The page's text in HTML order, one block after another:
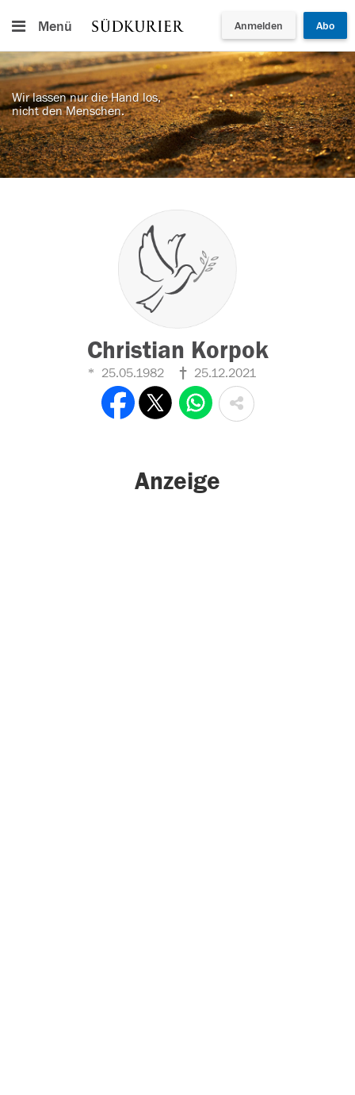
Menü Anmelden Abo
Wir lassen nur die Hand los,
nicht den Menschen.
Christian Korpok
25.05.1982 25.12.2021
Anzeige